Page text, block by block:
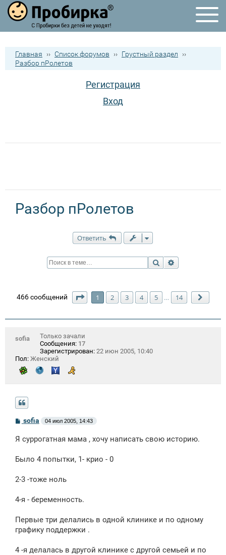
Главная ›› Список форумов ›› Грустный раздел
››
Разбор пРолетов
Регистрация
Вход
Разбор пРолетов
Ответить
Поиск
466 сообщений Страница из
1 2 3 4 5 … 14
sofia
Только зачали
Сообщения: 17
Зарегистрирован: 22 июн 2005, 10:40
Пол: Женский
С
б
н
е
sofia 04 июл 2005, 14:43
Я суррогатная мама , хочу написать свою историю.
Было 4 попытки, 1- крио - 0
2-3 -тоже ноль
4-я - беременность.
Первые три делались в одной клинике и по одному
графику поддержки .
4 -я делалась в другой клинике с другой семьей и по